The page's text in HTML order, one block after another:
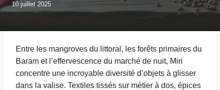
10 juillet 2025
Entre les mangroves du littoral, les forêts primaires du
Baram et l’effervescence du marché de nuit, Miri
concentre une incroyable diversité d’objets à glisser
dans la valise. Textiles tissés sur métier à dos, épices